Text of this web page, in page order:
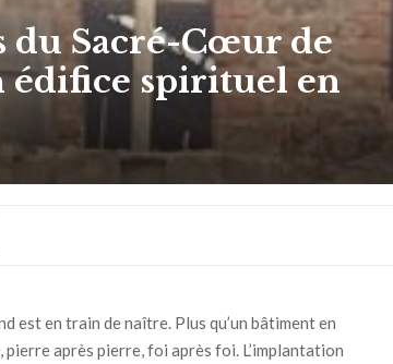
du Sacré-Cœur de
édifice spirituel en
est en train de naître. Plus qu’un bâtiment en
après pierre, foi après foi. L’implantation